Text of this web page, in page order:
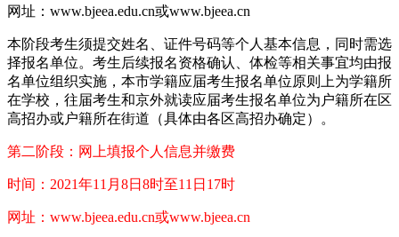
网址：www.bjeea.edu.cn或www.bjeea.cn
本阶段考生须提交姓名、证件号码等个人基本信息，同时需选
择报名单位。考生后续报名资格确认、体检等相关事宜均由报
名单位组织实施，本市学籍应届考生报名单位原则上为学籍所
在学校，往届考生和京外就读应届考生报名单位为户籍所在区
高招办或户籍所在街道（具体由各区高招办确定）。
第二阶段：网上填报个人信息并缴费
时间：2021年11月8日8时至11日17时
网址：www.bjeea.edu.cn或www.bjeea.cn